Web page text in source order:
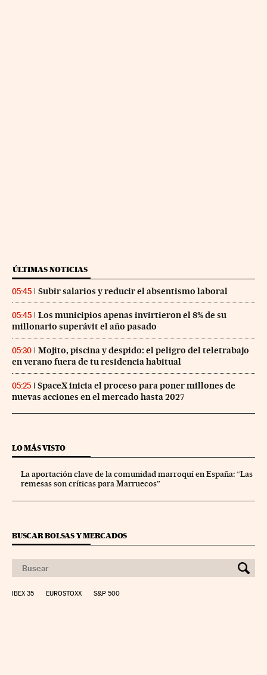
ÚLTIMAS NOTICIAS
05:45 Subir salarios y reducir el absentismo laboral
05:45
Los municipios apenas invirtieron el 8% de su
millonario superávit el año pasado
05:30
Mojito, piscina y despido: el peligro del teletrabajo
en verano fuera de tu residencia habitual
05:25
SpaceX inicia el proceso para poner millones de
nuevas acciones en el mercado hasta 2027
LO MÁS VISTO
La aportación clave de la comunidad marroquí en España: “Las
remesas son críticas para Marruecos”
BUSCAR BOLSAS Y MERCADOS
IBEX 35 EUROSTOXX S&P 500